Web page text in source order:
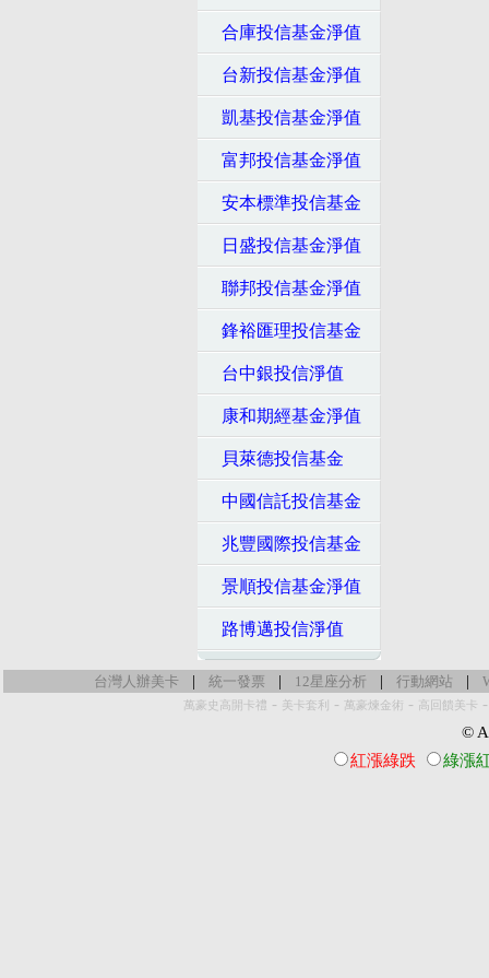
合庫投信基金淨值
台新投信基金淨值
凱基投信基金淨值
富邦投信基金淨值
安本標準投信基金
日盛投信基金淨值
聯邦投信基金淨值
鋒裕匯理投信基金
台中銀投信淨值
康和期經基金淨值
貝萊德投信基金
中國信託投信基金
兆豐國際投信基金
景順投信基金淨值
路博邁投信淨值
台灣人辦美卡 | 統一發票 | 12星座分析 | 行動網站 |
萬豪史高開卡禮 - 美卡套利 - 萬豪煉金術 - 高回饋美卡
©
紅漲綠跌
綠漲